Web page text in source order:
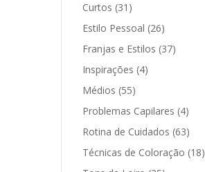
Curtos (31)
Estilo Pessoal (26)
Franjas e Estilos (37)
Inspirações (4)
Médios (55)
Problemas Capilares (4)
Rotina de Cuidados (63)
Técnicas de Coloração (18)